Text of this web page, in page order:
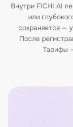
Внутри FICHI.AI
или
сохраняется —
После
Тарифы